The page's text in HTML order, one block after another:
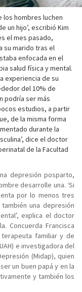
los hombres luchen
un hijo’, escribió Kim
el mes pasado,
su marido tras el
enfocada en el
salud física y mental.
experiencia de su
del 10% de
podría ser más
estudios, a partir
de la misma forma
durante la
dice el doctor
de la Facultad
depresión posparto,
desarrolle una. ‘Si
por lo menos tres
una depresión
explica el doctor
Concuerda Francisca
familiar y de
e investigadora del
(Midap), quien
un buen papá y en la
y también los